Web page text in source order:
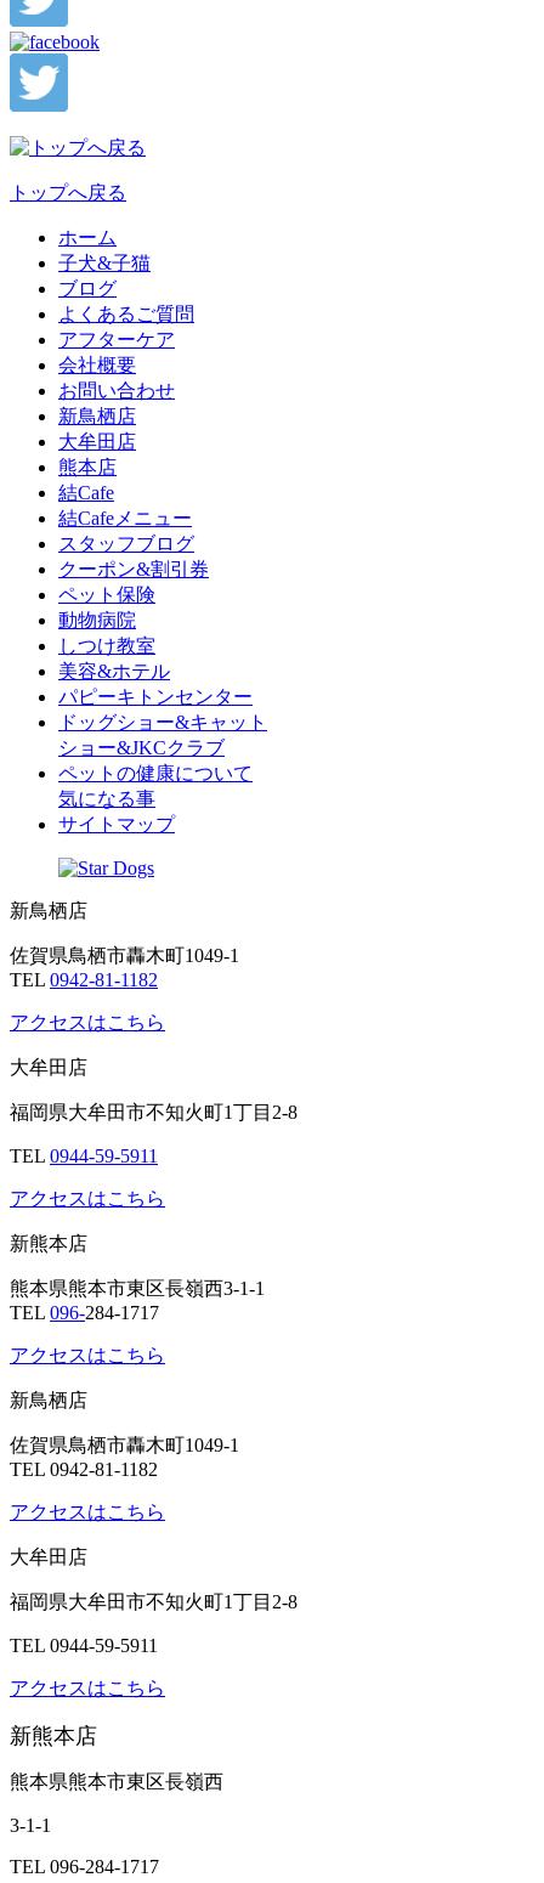
トップへ戻る
ホーム
子犬&子猫
ブログ
よくあるご質問
アフターケア
会社概要
お問い合わせ
新鳥栖店
大牟田店
熊本店
結Cafe
結Cafeメニュー
スタッフブログ
クーポン&割引券
ペット保険
動物病院
しつけ教室
美容&ホテル
パピーキトンセンター
ドッグショー&キャット
ショー&JKCクラブ
ペットの健康について
気になる事
サイトマップ
新鳥栖店
佐賀県鳥栖市轟木町1049-1
TEL 0942-81-1182
アクセスはこちら
大牟田店
福岡県大牟田市不知火町1丁目2-8
TEL 0944-59-5911
アクセスはこちら
新熊本店
熊本県熊本市東区長嶺西3-1-1
TEL 096-284-1717
アクセスはこちら
新鳥栖店
佐賀県鳥栖市轟木町1049-1
TEL 0942-81-1182
アクセスはこちら
大牟田店
福岡県大牟田市不知火町1丁目2-8
TEL 0944-59-5911
アクセスはこちら
新熊本店
熊本県熊本市東区長嶺西
3-1-1
TEL 096-284-1717